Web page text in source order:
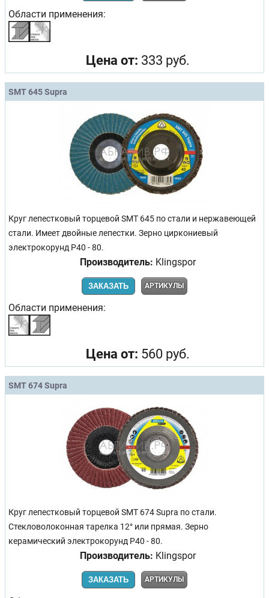
Области применения:
Цена от: 333 руб.
SMT 645 Supra
Круг лепестковый торцевой SMT 645 по стали и нержавеющей
стали. Имеет двойные лепестки. Зерно циркониевый
электрокорунд Р40 - 80.
Производитель: Klingspor
ЗАКАЗАТЬ АРТИКУЛЫ
Области применения:
Цена от: 560 руб.
SMT 674 Supra
Круг лепестковый торцевой SMT 674 Supra по стали.
Стекловолоконная тарелка 12° или прямая. Зерно
керамический электрокорунд Р40 - 80.
Производитель: Klingspor
ЗАКАЗАТЬ АРТИКУЛЫ